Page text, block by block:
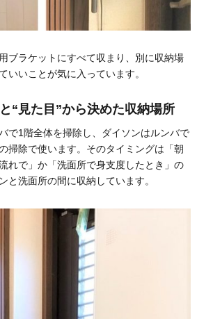
ブラケットにすべて収まり、別に収納場
いいことが気に入っています。
“見た目”から決めた収納場所
で1階全体を掃除し、ダイソンはルンバで
掃除で使います。そのタイミングは「朝
れで」か「洗面所で身支度したとき」の
と洗面所の間に収納しています。